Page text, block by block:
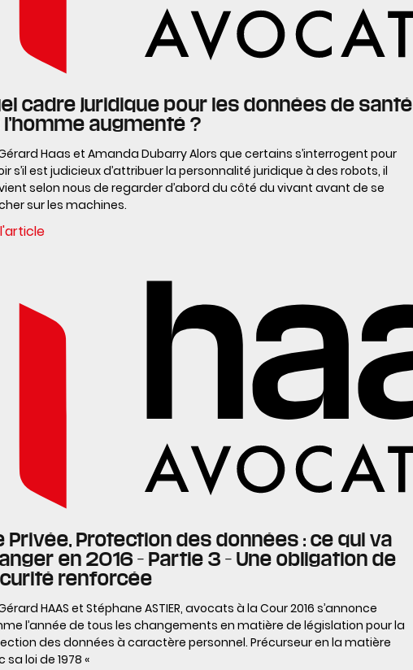
cadre juridique pour les données de santé
l’homme augmenté ?
Haas et Amanda Dubarry Alors que certains s’interrogent pour
s’il est judicieux d’attribuer la personnalité juridique à des robots, il
selon nous de regarder d’abord du côté du vivant avant de se
sur les machines.
Privée, Protection des données : ce qui va
en 2016 – Partie 3 – Une obligation de
renforcée
HAAS et Stéphane ASTIER, avocats à la Cour 2016 s’annonce
l’année de tous les changements en matière de législation pour la
des données à caractère personnel. Précurseur en la matière
sa loi de 1978 «